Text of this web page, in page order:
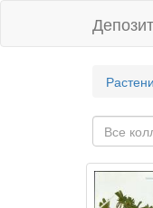
Все